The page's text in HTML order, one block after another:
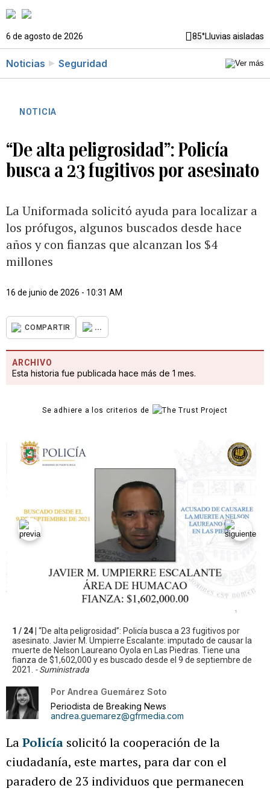
6 de agosto de 2026 85°Lluvias aisladas
Noticias Seguridad
NOTICIA
“De alta peligrosidad”: Policía
busca a 23 fugitivos por asesinato
La Uniformada solicitó ayuda para localizar a
los prófugos, algunos buscados desde hace
años y con fianzas que alcanzan los $4
millones
16 de junio de 2026 - 10:31 AM
COMPARTIR ...
ARCHIVO
Esta historia fue publicada hace más de 1 mes.
Se adhiere a los criterios de
1 / 24 | “De alta peligrosidad”: Policía busca a 23 fugitivos por
asesinato. Javier M. Umpierre Escalante: imputado de causar la
muerte de Nelson Laureano Oyola en Las Piedras. Tiene una
fianza de $1,602,000 y es buscado desde el 9 de septiembre de
2021.
- Suministrada
Por Andrea Guemárez Soto
Periodista de Breaking News
andrea.guemarez@gfrmedia.com
LaPolicía solicitó la cooperación de la
ciudadanía, este martes, para dar con el
paradero de 23 individuos que permanecen